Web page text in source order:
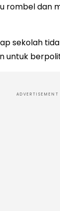
rombel dan
sekolah
untuk
ADVERTISEMENT